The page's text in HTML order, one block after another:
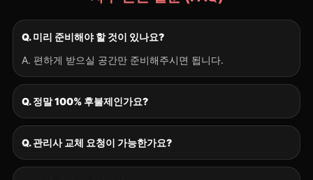
Q. 미리 준비해야 할 것이 있나요?
A. 편하게 받으실 공간만 준비해주시면 됩니다.
Q. 정말 100% 후불제인가요?
Q. 관리사 교체 요청이 가능한가요?